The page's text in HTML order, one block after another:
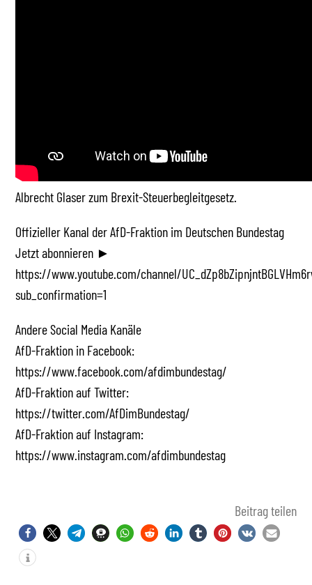
Albrecht Glaser zum Brexit-Steuerbegleitgesetz.
Offizieller Kanal der AfD-Fraktion im Deutschen Bundestag
Jetzt abonnieren ►
https://www.youtube.com/channel/
sub_confirmation=1
Andere Social Media Kanäle
AfD-Fraktion in Facebook:
https://www.facebook.com/afdimbundestag/
AfD-Fraktion auf Twitter:
https://twitter.com/AfDimBundestag/
AfD-Fraktion auf Instagram:
https://www.instagram.com/afdimbundestag
Beitrag teilen